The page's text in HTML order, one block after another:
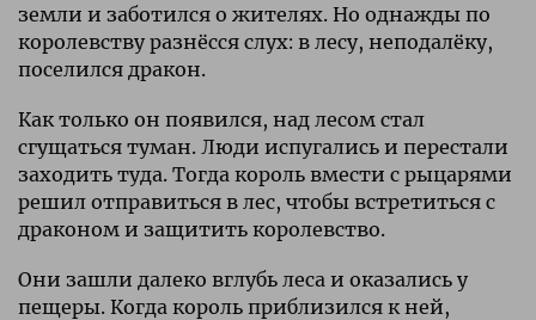
земли и заботился о жителях. Но однажды по
королевству разнёсся слух: в лесу, неподалёку,
поселился дракон.
Как только он появился, над лесом стал
сгущаться туман. Люди испугались и перестали
заходить туда. Тогда король вмести с рыцарями
решил отправиться в лес, чтобы встретиться с
драконом и защитить королевство.
Они зашли далеко вглубь леса и оказались у
пещеры. Когда король приблизился к ней,